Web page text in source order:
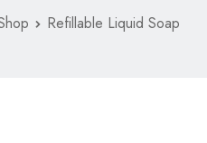
Refillable Liquid Soap